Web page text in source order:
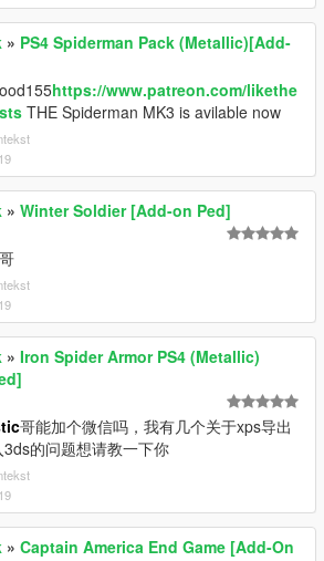
» PS4 Spiderman Pack (Metallic)[Add-
https://www.patreon.com/likethe
THE Spiderman MK3 is avilable now
» Winter Soldier [Add-on Ped]
» Iron Spider Armor PS4 (Metallic)
哥能加个微信吗，我有几个关于xps导出
的问题想请教一下你
» Captain America End Game [Add-On